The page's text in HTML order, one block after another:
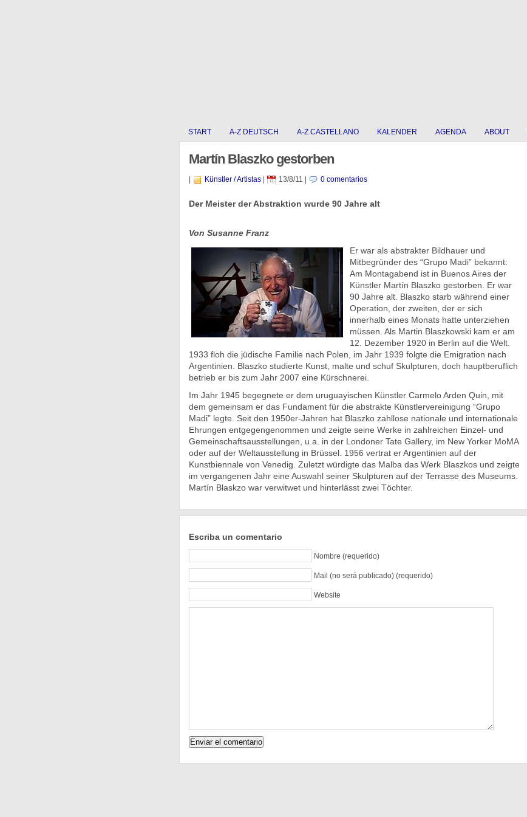
START A-Z DEUTSCH A-Z CASTELLANO KALENDER AGENDA ABOUT
Martín Blaszko gestorben
Künstler / Artistas| 13/8/11 0 comentarios
Der Meister der Abstraktion wurde 90 Jahre alt
Von Susanne Franz
Er war als abstrakter Bildhauer und
Mitbegründer des “Grupo Madi” bekannt:
Am Montagabend ist in Buenos Aires der
Künstler Martín Blaszko gestorben. Er war
90 Jahre alt. Blaszko starb während einer
Operation, der zweiten, der er sich
innerhalb eines Monats hatte unterziehen
müssen. Als Martin Blaszkowski kam er am
12. Dezember 1920 in Berlin auf die Welt.
1933 floh die jüdische Familie nach Polen, im Jahr 1939 folgte die Emigration nach
Argentinien. Blaszko studierte Kunst, malte und schuf Skulpturen, doch hauptberuflich
betrieb er bis zum Jahr 2007 eine Kürschnerei.
Im Jahr 1945 begegnete er dem uruguayischen Künstler Carmelo Arden Quin, mit
dem gemeinsam er das Fundament für die abstrakte Künstlervereinigung “Grupo
Madi” legte. Seit den 1950er-Jahren hat Blaszko zahllose nationale und internationale
Ehrungen entgegengenommen und zeigte seine Werke in zahlreichen Einzel- und
Gemeinschaftsausstellungen, u.a. in der Londoner Tate Gallery, im New Yorker MoMA
oder auf der Weltausstellung in Brüssel. 1956 vertrat er Argentinien auf der
Kunstbiennale von Venedig. Zuletzt würdigte das Malba das Werk Blaszkos und zeigte
im vergangenen Jahr eine Auswahl seiner Skulpturen auf der Terrasse des Museums.
Martín Blaskzo war verwitwet und hinterlässt zwei Töchter.
Escriba un comentario
Nombre (requerido)
Mail (no será publicado) (requerido)
Website